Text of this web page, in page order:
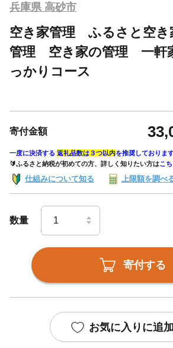
兵庫県 高砂市
空き家管理 ふるさと空
管理 空き家の管理 一軒
っかりコース
寄付金額
一度に決済する 返礼品数は３つ以内を推奨しております
🔰ふるさと納税が初めての方、詳しく知りたい方はこ
仕組みについて知る 上限額を調べ
数量
寄付する
お気に入りに追